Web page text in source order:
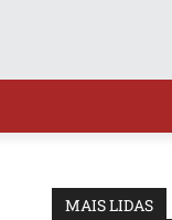
MAIS LIDAS